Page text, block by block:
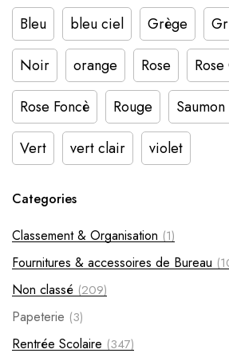
Bleu bleu ciel Grège
Noir
orange Rose
Rose Foncè
Rouge Saumon
Vert
vert clair violet
Categories
Classement & Organisation (1)
Fournitures & accessoires de Bureau
Non classé (209)
Papeterie (3)
Rentrée Scolaire (347)